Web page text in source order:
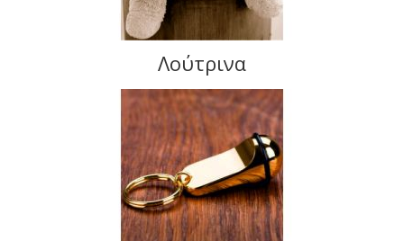
Λούτρινα